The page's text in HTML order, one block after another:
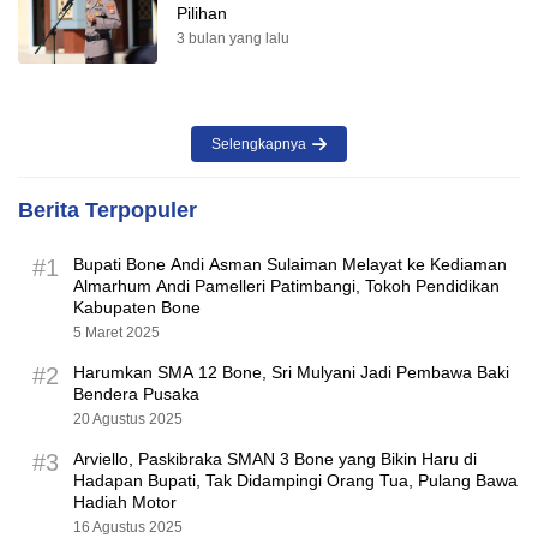
Pilihan
3 bulan yang lalu
Selengkapnya
Berita Terpopuler
#1
Bupati Bone Andi Asman Sulaiman Melayat ke Kediaman
Almarhum Andi Pamelleri Patimbangi, Tokoh Pendidikan
Kabupaten Bone
5 Maret 2025
#2
Harumkan SMA 12 Bone, Sri Mulyani Jadi Pembawa Baki
Bendera Pusaka
20 Agustus 2025
#3
Arviello, Paskibraka SMAN 3 Bone yang Bikin Haru di
Hadapan Bupati, Tak Didampingi Orang Tua, Pulang Bawa
Hadiah Motor
16 Agustus 2025